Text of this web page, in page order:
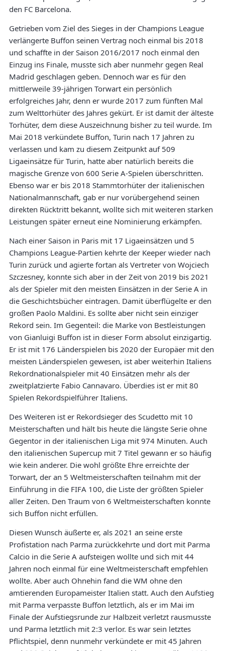
den FC Barcelona.
Getrieben vom Ziel des Sieges in der Champions League
verlängerte Buffon seinen Vertrag noch einmal bis 2018
und schaffte in der Saison 2016/2017 noch einmal den
Einzug ins Finale, musste sich aber nunmehr gegen Real
Madrid geschlagen geben. Dennoch war es für den
mittlerweile 39-jährigen Torwart ein persönlich
erfolgreiches Jahr, denn er wurde 2017 zum fünften Mal
zum Welttorhüter des Jahres gekürt. Er ist damit der älteste
Torhüter, dem diese Auszeichnung bisher zu teil wurde. Im
Mai 2018 verkündete Buffon, Turin nach 17 Jahren zu
verlassen und kam zu diesem Zeitpunkt auf 509
Ligaeinsätze für Turin, hatte aber natürlich bereits die
magische Grenze von 600 Serie A-Spielen überschritten.
Ebenso war er bis 2018 Stammtorhüter der italienischen
Nationalmannschaft, gab er nur vorübergehend seinen
direkten Rücktritt bekannt, wollte sich mit weiteren starken
Leistungen später erneut eine Nominierung erkämpfen.
Nach einer Saison in Paris mit 17 Ligaeinsätzen und 5
Champions League-Partien kehrte der Keeper wieder nach
Turin zurück und agierte fortan als Vertreter von Wojciech
Szczesney, konnte sich aber in der Zeit von 2019 bis 2021
als der Spieler mit den meisten Einsätzen in der Serie A in
die Geschichtsbücher eintragen. Damit überflügelte er den
großen Paolo Maldini. Es sollte aber nicht sein einziger
Rekord sein. Im Gegenteil: die Marke von Bestleistungen
von Gianluigi Buffon ist in dieser Form absolut einzigartig.
Er ist mit 176 Länderspielen bis 2020 der Europäer mit den
meisten Länderspielen gewesen, ist aber weiterhin Italiens
Rekordnationalspieler mit 40 Einsätzen mehr als der
zweitplatzierte Fabio Cannavaro. Überdies ist er mit 80
Spielen Rekordspielführer Italiens.
Des Weiteren ist er Rekordsieger des Scudetto mit 10
Meisterschaften und hält bis heute die längste Serie ohne
Gegentor in der italienischen Liga mit 974 Minuten. Auch
den italienischen Supercup mit 7 Titel gewann er so häufig
wie kein anderer. Die wohl größte Ehre erreichte der
Torwart, der an 5 Weltmeisterschaften teilnahm mit der
Einführung in die FIFA 100, die Liste der größten Spieler
aller Zeiten. Den Traum von 6 Weltmeisterschaften konnte
sich Buffon nicht erfüllen.
Diesen Wunsch äußerte er, als 2021 an seine erste
Profistation nach Parma zurückkehrte und dort mit Parma
Calcio in die Serie A aufsteigen wollte und sich mit 44
Jahren noch einmal für eine Weltmeisterschaft empfehlen
wollte. Aber auch Ohnehin fand die WM ohne den
amtierenden Europameister Italien statt. Auch den Aufstieg
mit Parma verpasste Buffon letztlich, als er im Mai im
Finale der Aufstiegsrunde zur Halbzeit verletzt rausmusste
und Parma letztlich mit 2:3 verlor. Es war sein letztes
Pflichtspiel, denn nunmehr verkündete er mit 45 Jahren